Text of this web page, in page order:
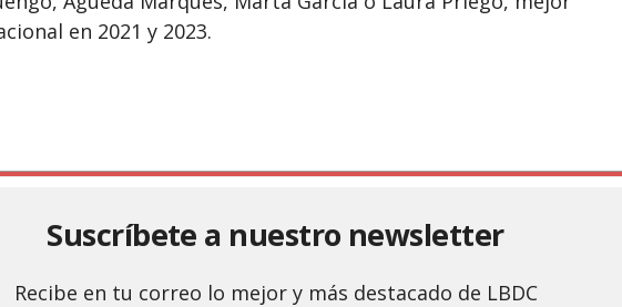
en 2021 y 2023.
Suscríbete a nuestro newsletter
Recibe en tu correo lo mejor y más destacado de LBDC